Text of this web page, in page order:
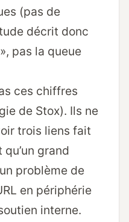
(pas de
décrit donc
pas la queue
ces chiffres
de Stox). Ils ne
trois liens fait
grand
problème de
en périphérie
interne.